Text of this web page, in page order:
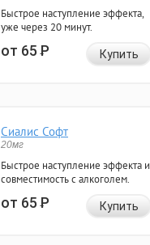
Быстрое наступление эффекта,
уже через 20 минут.
от 65Р Купить
Сиалис Софт
20мг
Быстрое наступление эффекта и
совместимость с алкоголем.
от 65Р Купить